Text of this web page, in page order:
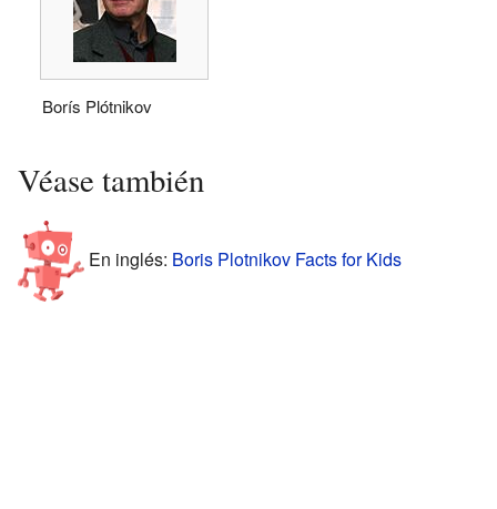
Borís Plótnikov
Véase también
En inglés: Boris Plotnikov Facts for Kids